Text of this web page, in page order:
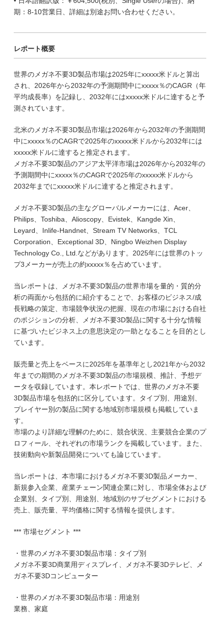
期：8-10営業日、詳細は別途お問い合わせください。
レポート概要
世界のメガネ不要3D製品市場は2025年にxxxxx米ドルと算出
され、2026年から2032年の予測期間中にxxxxx％のCAGR（年
平均成長率）を記録し、2032年にはxxxxx米ドルに達すると予
測されています。
北米のメガネ不要3D製品市場は2026年から2032年の予測期間
中にxxxxx％のCAGRで2025年のxxxxx米ドルから2032年には
xxxxx米ドルに達すると推定されます。
メガネ不要3D製品のアジア太平洋市場は2026年から2032年の
予測期間中にxxxxx％のCAGRで2025年のxxxxx米ドルから
2032年までにxxxxx米ドルに達すると推定されます。
メガネ不要3D製品の主なグローバルメーカーには、Acer、
Philips、Toshiba、Alioscopy、Evistek、Kangde Xin、
Leyard、Inlife-Handnet、Stream TV Networks、TCL
Corporation、Exceptional 3D、Ningbo Weizhen Display
Technology Co., Ltd.などがあります。2025年には世界のトッ
プ3メーカーが売上の約xxxxx％を占めています。
当レポートは、メガネ不要3D製品の世界市場を量的・質的分
析の両面から包括的に紹介することで、お客様のビジネス/成
長戦略の策定、市場競争状況の把握、現在の市場における自社
のポジションの分析、メガネ不要3D製品に関する十分な情報
に基づいたビジネス上の意思決定の一助となることを目的とし
ています。
販売量と売上をベースに2025年を基準年とし2021年から2032
年までの期間のメガネ不要3D製品の市場規模、推計、予想デ
ータを収録しています。本レポートでは、世界のメガネ不要
3D製品市場を包括的に区分しています。タイプ別、用途別、
プレイヤー別の製品に関する地域別市場規模も掲載していま
す。
市場のより詳細な理解のために、競合状況、主要競合企業のプ
ロフィール、それぞれの市場ランクを掲載しています。また、
技術動向や新製品開発についても論じています。
当レポートは、本市場におけるメガネ不要3D製品メーカー、
新規参入企業、産業チェーン関連企業に対し、市場全体および
企業別、タイプ別、用途別、地域別のサブセグメントにおける
売上、販売量、平均価格に関する情報を提供します。
*** 市場セグメント ***
・世界のメガネ不要3D製品市場：タイプ別
メガネ不要3D商業用ディスプレイ、メガネ不要3Dテレビ、メ
ガネ不要3Dコンピューター
・世界のメガネ不要3D製品市場：用途別
業務、家庭